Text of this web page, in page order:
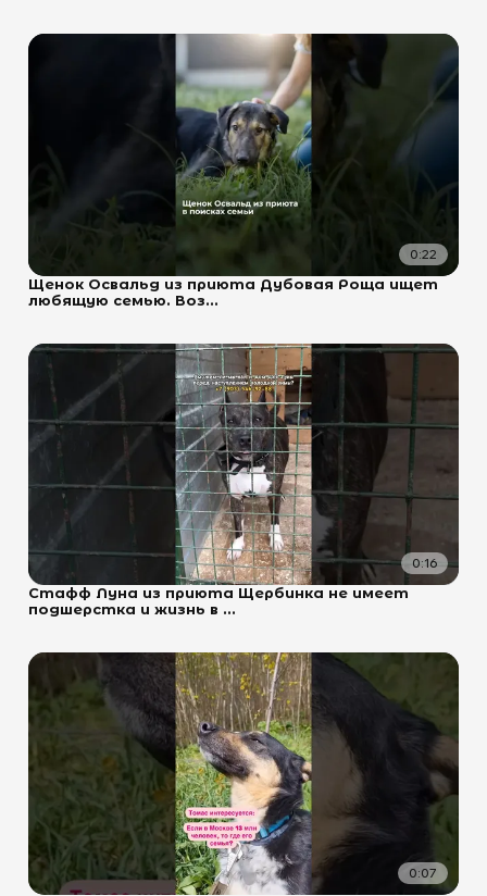
0:22
Щенок Освальд из приюта Дубовая Роща ищет
любящую семью. Воз...
0:16
Стафф Луна из приюта Щербинка не имеет
подшерстка и жизнь в ...
0:07